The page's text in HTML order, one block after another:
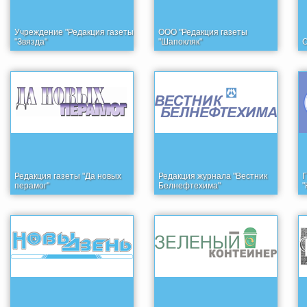
Учреждение "Редакция газеты
"Звязда"
ООО "Редакция газеты
"Шапокляк"
Редакция газеты "Да новых
перамог"
Редакция журнала "Вестник
Белнефтехима"